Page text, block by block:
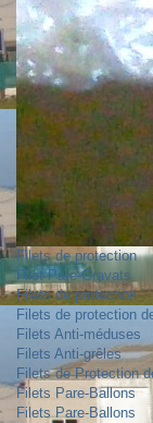
Filets de protection
Filet Pare-Gravats
Filets de protection
Filets de protection
Filets Anti-méduses
Filets Anti-grêles
Filets de Protection
Filets Pare-Ballons
Filets Pare-Ballons